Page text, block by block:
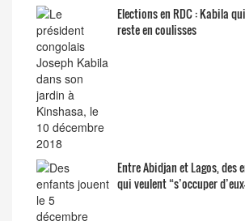
Elections en RDC : Kabila
reste en coulisses
Entre Abidjan et Lagos, des
qui veulent “s’occuper